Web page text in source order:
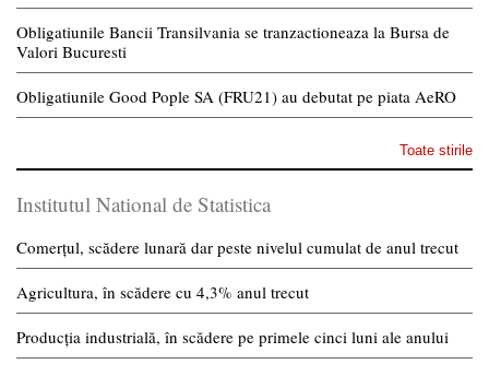
Obligatiunile Bancii Transilvania se tranzactioneaza la Bursa de
Valori Bucuresti
Obligatiunile Good Pople SA (FRU21) au debutat pe piata AeRO
Toate stirile
Institutul National de Statistica
Comerțul, scădere lunară dar peste nivelul cumulat de anul trecut
Agricultura, în scădere cu 4,3% anul trecut
Producția industrială, în scădere pe primele cinci luni ale anului